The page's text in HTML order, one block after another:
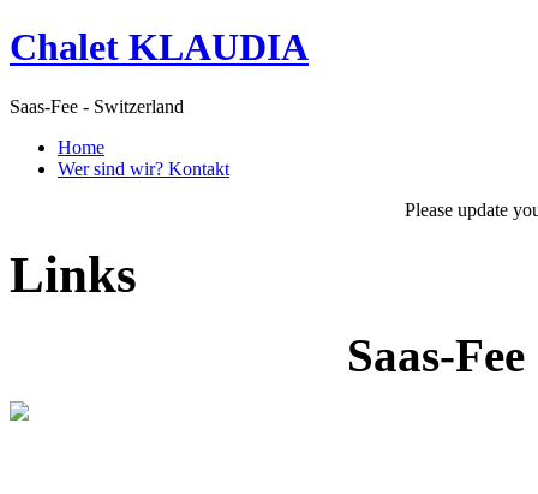
Chalet KLAUDIA
Saas-Fee - Switzerland
Home
Wer sind wir? Kontakt
Please update
Links
Saas-